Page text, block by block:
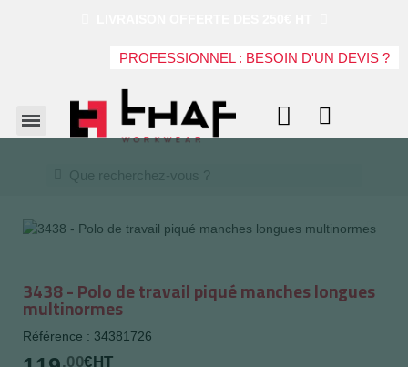
PROFESSIONNEL : BESOIN D'UN DEVIS ?
3438 - Polo de travail piqué manches longues
multinormes
Référence : 34381726
,00€HT